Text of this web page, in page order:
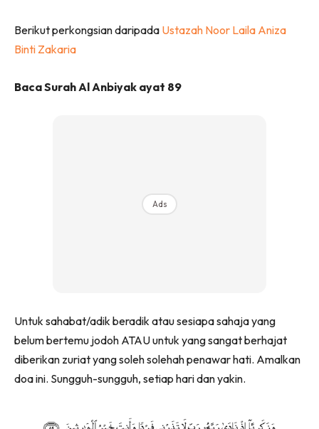
Berikut perkongsian daripada Ustazah Noor Laila Aniza
Binti Zakaria
Baca Surah Al Anbiyak ayat 89
Ads
Untuk sahabat/adik beradik atau sesiapa sahaja yang
belum bertemu jodoh ATAU untuk yang sangat berhajat
diberikan zuriat yang soleh solehah penawar hati. Amalkan
doa ini. Sungguh-sungguh, setiap hari dan yakin.